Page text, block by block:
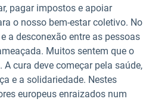
pagar impostos e apoiar
o nosso bem-estar coletivo. No
a desconexão entre as pessoas
Muitos sentem que o
cura deve começar pela saúde,
e a solidariedade. Nestes
europeus enraizados num